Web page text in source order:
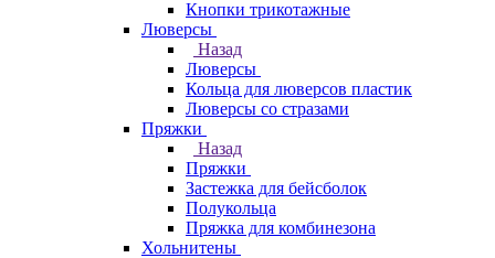
Кнопки трикотажные
Люверсы
Назад
Люверсы
Кольца для люверсов пластик
Люверсы со стразами
Пряжки
Назад
Пряжки
Застежка для бейсболок
Полукольца
Пряжка для комбинезона
Хольнитены